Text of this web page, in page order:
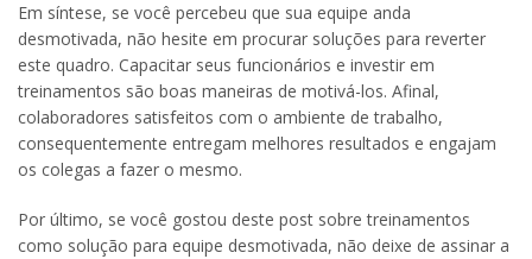
Em síntese, se você percebeu que sua equipe anda
desmotivada, não hesite em procurar soluções para reverter
este quadro. Capacitar seus funcionários e investir em
treinamentos são boas maneiras de motivá-los. Afinal,
colaboradores satisfeitos com o ambiente de trabalho,
consequentemente entregam melhores resultados e engajam
os colegas a fazer o mesmo.
Por último, se você gostou deste post sobre treinamentos
como solução para equipe desmotivada, não deixe de assinar a